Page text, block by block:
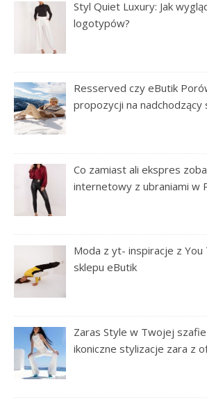
Styl Quiet Luxury: Jak
logotypów?
Resserved czy eButik
propozycji na nadchodzący
Co zamiast ali ekspres
internetowy z ubraniami w
Moda z yt- inspiracje z You
sklepu eButik
Zaras Style w Twojej
ikoniczne stylizacje zara z